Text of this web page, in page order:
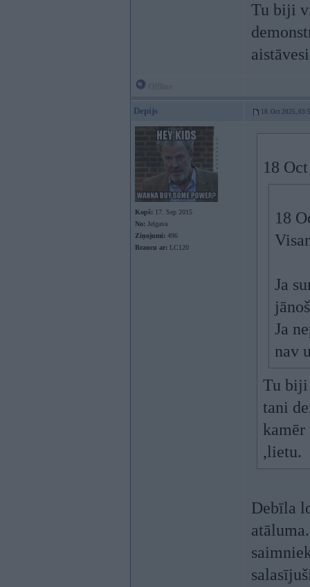
Tu biji
Depijs 18. Oct 2025,
Kopš: 17. Sep 2015
No: Jelgava
Ziņojumi: 496
Braucu ar: LC120
18
18
Ja
Ja
nav
Tu biji
tani
kamēr
,lietu.
Debīla